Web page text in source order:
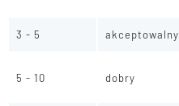
3 - 5 akceptowalny
5 - 10 dobry